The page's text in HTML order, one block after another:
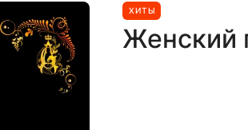
ХИТЫ
Женский